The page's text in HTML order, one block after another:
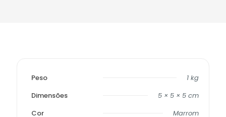
Peso
1 kg
Dimensões
5 × 5 × 5 cm
Cor
Marrom